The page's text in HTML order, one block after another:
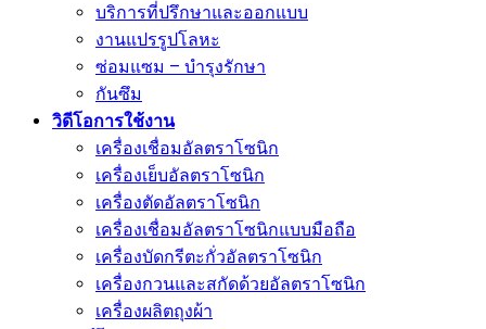
บริการที่ปรึกษาและออกแบบ
งานแปรรูปโลหะ
ซ่อมแซม – บำรุงรักษา
กันซึม
วิดีโอการใช้งาน
เครื่องเชื่อมอัลตราโซนิก
เครื่องเย็บอัลตราโซนิก
เครื่องตัดอัลตราโซนิก
เครื่องเชื่อมอัลตราโซนิกแบบมือถือ
เครื่องบัดกรีตะกั่วอัลตราโซนิก
เครื่องกวนและสกัดด้วยอัลตราโซนิก
เครื่องผลิตถุงผ้า